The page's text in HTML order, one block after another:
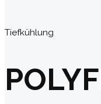
Tiefkühlung